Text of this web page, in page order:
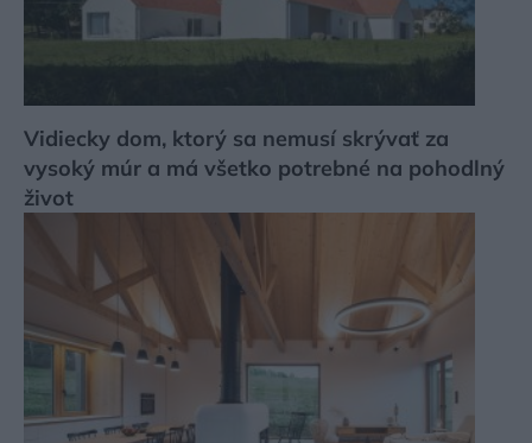
Vidiecky dom, ktorý sa nemusí skrývať za
vysoký múr a má všetko potrebné na pohodlný
život